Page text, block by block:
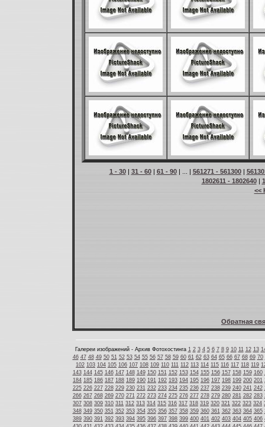
1 - 30| 31 - 60| 61 - 90| ... | 561271 - 561300|
1802611 - 1802640|
<<
Обратная
Галереи изображений - Архив Фотохостинга 1 2 3 4 5 6 7 8 9 10 11 12 13
46 47 48 49 50 51 52 53 54 55 56 57 58 59 60 61 62 63 64 65 66 67 68 69 70
102 103 104 105 106 107 108 109 110 111 112 113 114 115 116 117 118 119
143 144 145 146 147 148 149 150 151 152 153 154 155 156 157 158 159 160
184 185 186 187 188 189 190 191 192 193 194 195 196 197 198 199 200 201
225 226 227 228 229 230 231 232 233 234 235 236 237 238 239 240 241 242
266 267 268 269 270 271 272 273 274 275 276 277 278 279 280 281 282 283
307 308 309 310 311 312 313 314 315 316 317 318 319 320 321 322 323 324
348 349 350 351 352 353 354 355 356 357 358 359 360 361 362 363 364 365
389 390 391 392 393 394 395 396 397 398 399 400 401 402 403 404 405 406